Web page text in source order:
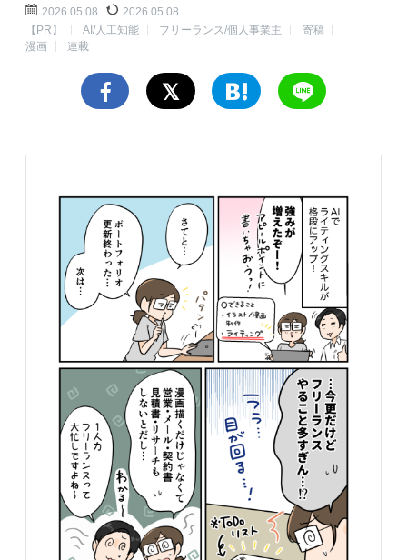
2026.05.08
2026.05.08
【PR】
AI/人工知能 フリーランス/個人事業主
寄稿
漫画
連載